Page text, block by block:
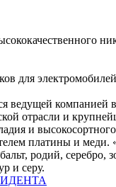
для электромобилей
ведущей компанией
отрасли и
и
платины и меди.
родий, серебро,
и серу.